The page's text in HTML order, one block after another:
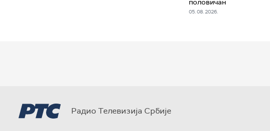
половичан
05. 08. 2026.
Радио Телевизија Србије